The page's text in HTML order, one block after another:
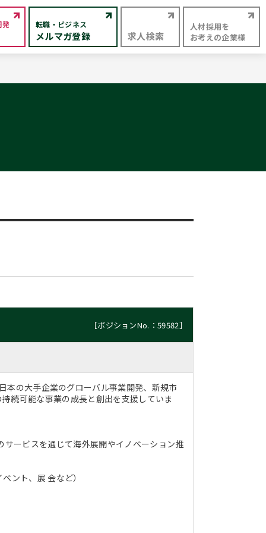
発 転職・ビジネス
メルマガ登録 求人検索
人材採用を
お考えの企業様
［ポジションNo.：59582］
の大手企業のグローバル事業開発、新規市
続可能な事業の成長と創出を支援していま
サービスを通じて海外展開やイノベーション推
ント、展 会など）